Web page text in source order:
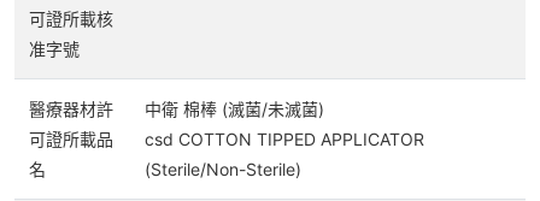
可證所載核
准字號
醫療器材許
可證所載品
名
中衛 棉棒 (滅菌/未滅菌)
csd COTTON TIPPED APPLICATOR
(Sterile/Non-Sterile)